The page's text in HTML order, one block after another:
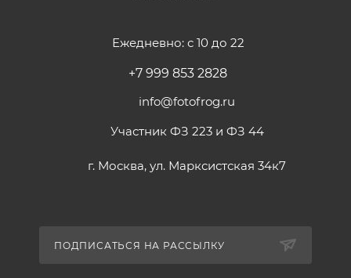
Ежедневно: с 10 до 22
+7 999 853 2828
info@fotofrog.ru
Участник ФЗ 223 и ФЗ 44
г. Москва, ул. Марксистская 34к7
ПОДПИСАТЬСЯ НА РАССЫЛКУ